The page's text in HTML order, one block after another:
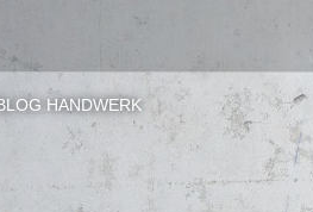
HANDWERK